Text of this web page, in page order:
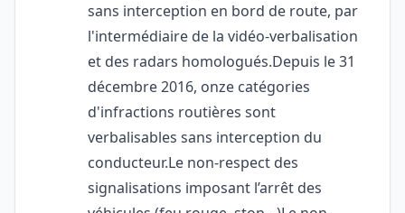
sans interception en bord de route, par
l'intermédiaire de la vidéo-verbalisation
et des radars homologués.Depuis le 31
décembre 2016, onze catégories
d'infractions routières sont
verbalisables sans interception du
conducteur.Le non-respect des
signalisations imposant l’arrêt des